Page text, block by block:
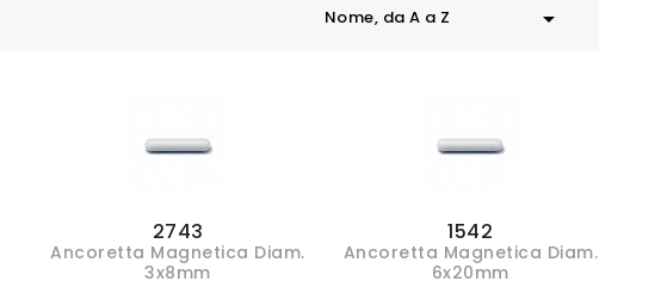
Nome, da A a Z

2743
Ancoretta Magnetica Diam.
3x8mm
1542
Ancoretta Magnetica Diam.
6x20mm